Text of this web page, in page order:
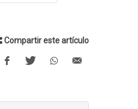
Compartir este artículo